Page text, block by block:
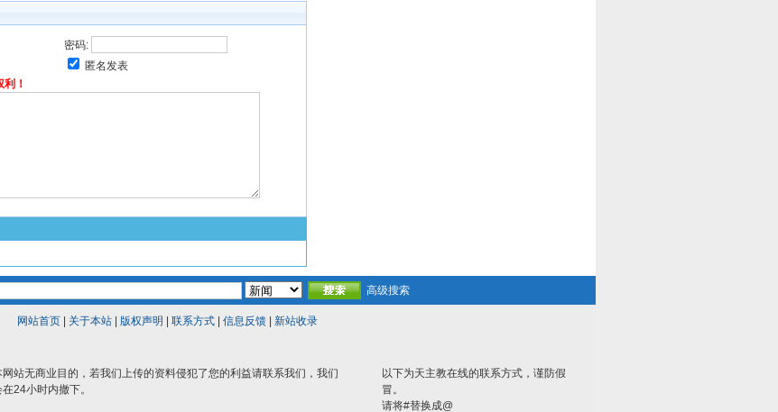
密码:
匿名发表
！
高级搜索
网站首页| 关于本站| 版权声明 联系方式| 信息反馈| 新站收录
网站无商业目的，若我们上传的资料侵犯了您的利益请联系我们，我们
在24小时内撤下。
以下为天主教在线的联系方式，谨防假
冒。
请将#替换成@